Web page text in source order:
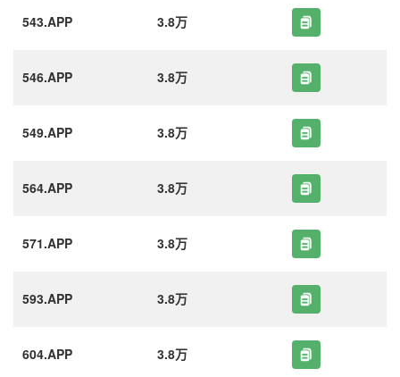
543.APP 3.8万
546.APP 3.8万
549.APP 3.8万
564.APP 3.8万
571.APP 3.8万
593.APP 3.8万
604.APP 3.8万